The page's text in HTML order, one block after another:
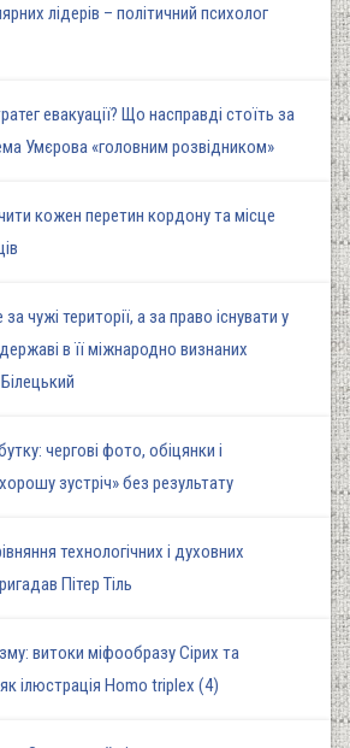
лідерів – політичний психолог
евакуації? Що насправді стоїть за
Умєрова «головним розвідником»
кожен перетин кордону та місце
чужі території, а за право існувати у
в її міжнародно визнаних
чергові фото, обіцянки і
зустріч» без результату
технологічних і духовних
Пітер Тіль
витоки міфообразу Сірих та
ілюстрація Homo triplex (4)